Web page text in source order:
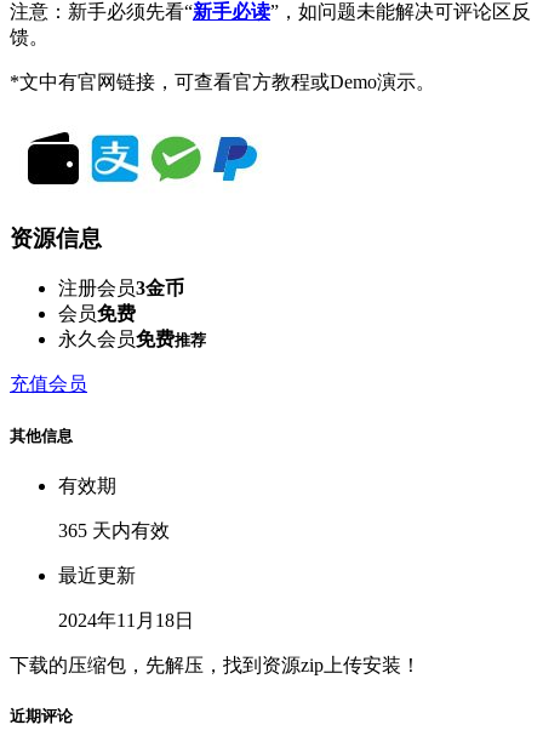
注意：新手必须先看“新手必读”，如问题未能解决可评论区反
馈。
*文中有官网链接，可查看官方教程或Demo演示。
资源信息
注册会员3金币
会员免费
永久会员免费推荐
充值会员
其他信息
有效期
365 天内有效
最近更新
2024年11月18日
下载的压缩包，先解压，找到资源zip上传安装！
近期评论